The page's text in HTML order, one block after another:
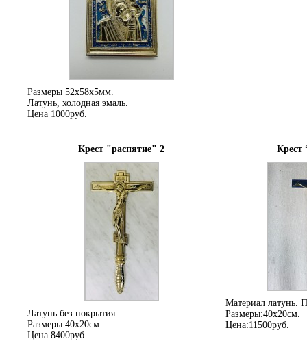
Размеры 52х58х5мм.
Латунь, холодная эмаль.
Цена 1000руб.
Крест "распятие" 2
Латунь без покрытия.
Размеры:40х20см.
Цена 8400руб.
Крест
Материал латунь.
Размеры:40х20см.
Цена:11500руб.